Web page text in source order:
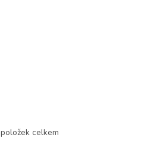
O
položek celkem